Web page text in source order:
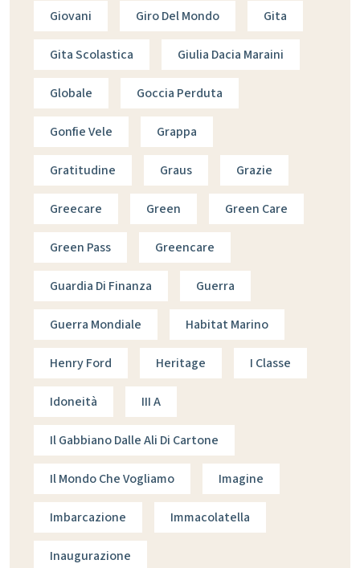
Giovani Giro Del Mondo Gita
Gita Scolastica Giulia Dacia Maraini
Globale Goccia Perduta
Gonfie Vele Grappa
Gratitudine Graus Grazie
Greecare Green Green Care
Green Pass Greencare
Guardia Di Finanza Guerra
Guerra Mondiale Habitat Marino
Henry Ford Heritage I Classe
Idoneità III A
Il Gabbiano Dalle Ali Di Cartone
Il Mondo Che Vogliamo Imagine
Imbarcazione Immacolatella
Inaugurazione